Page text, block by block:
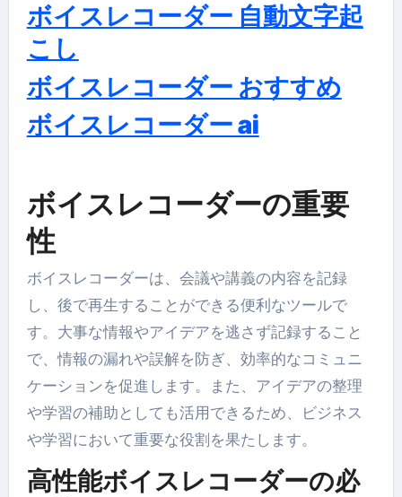
ボイスレコーダー 自動文字起
こし
ボイスレコーダー おすすめ
ボイスレコーダー ai
ボイスレコーダーの重要
性
ボイスレコーダーは、会議や講義の内容を記録
し、後で再生することができる便利なツールで
す。大事な情報やアイデアを逃さず記録すること
で、情報の漏れや誤解を防ぎ、効率的なコミュニ
ケーションを促進します。また、アイデアの整理
や学習の補助としても活用できるため、ビジネス
や学習において重要な役割を果たします。
高性能ボイスレコーダーの必